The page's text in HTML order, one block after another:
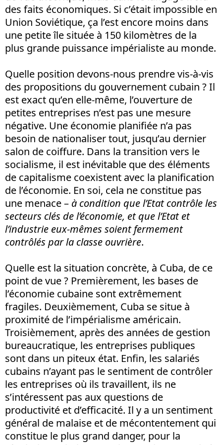
des faits économiques. Si c’était impossible en
Union Soviétique, ça l’est encore moins dans
une petite île située à 150 kilomètres de la
plus grande puissance impérialiste au monde.
Quelle position devons-nous prendre vis-à-vis
des propositions du gouvernement cubain ? Il
est exact qu’en elle-même, l’ouverture de
petites entreprises n’est pas une mesure
négative. Une économie planifiée n’a pas
besoin de nationaliser tout, jusqu’au dernier
salon de coiffure. Dans la transition vers le
socialisme, il est inévitable que des éléments
de capitalisme coexistent avec la planification
de l’économie. En soi, cela ne constitue pas
une menace – à condition que l’Etat contrôle les
secteurs clés de l’économie, et que l’Etat et
l’industrie eux-mêmes soient fermement
contrôlés par la classe ouvrière.
Quelle est la situation concrète, à Cuba, de ce
point de vue ? Premièrement, les bases de
l’économie cubaine sont extrêmement
fragiles. Deuxièmement, Cuba se situe à
proximité de l’impérialisme américain.
Troisièmement, après des années de gestion
bureaucratique, les entreprises publiques
sont dans un piteux état. Enfin, les salariés
cubains n’ayant pas le sentiment de contrôler
les entreprises où ils travaillent, ils ne
s’intéressent pas aux questions de
productivité et d’efficacité. Il y a un sentiment
général de malaise et de mécontentement qui
constitue le plus grand danger, pour la